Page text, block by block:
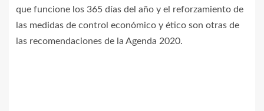
que funcione los 365 días del año y el reforzamiento de
las medidas de control económico y ético son otras de
las recomendaciones de la Agenda 2020.